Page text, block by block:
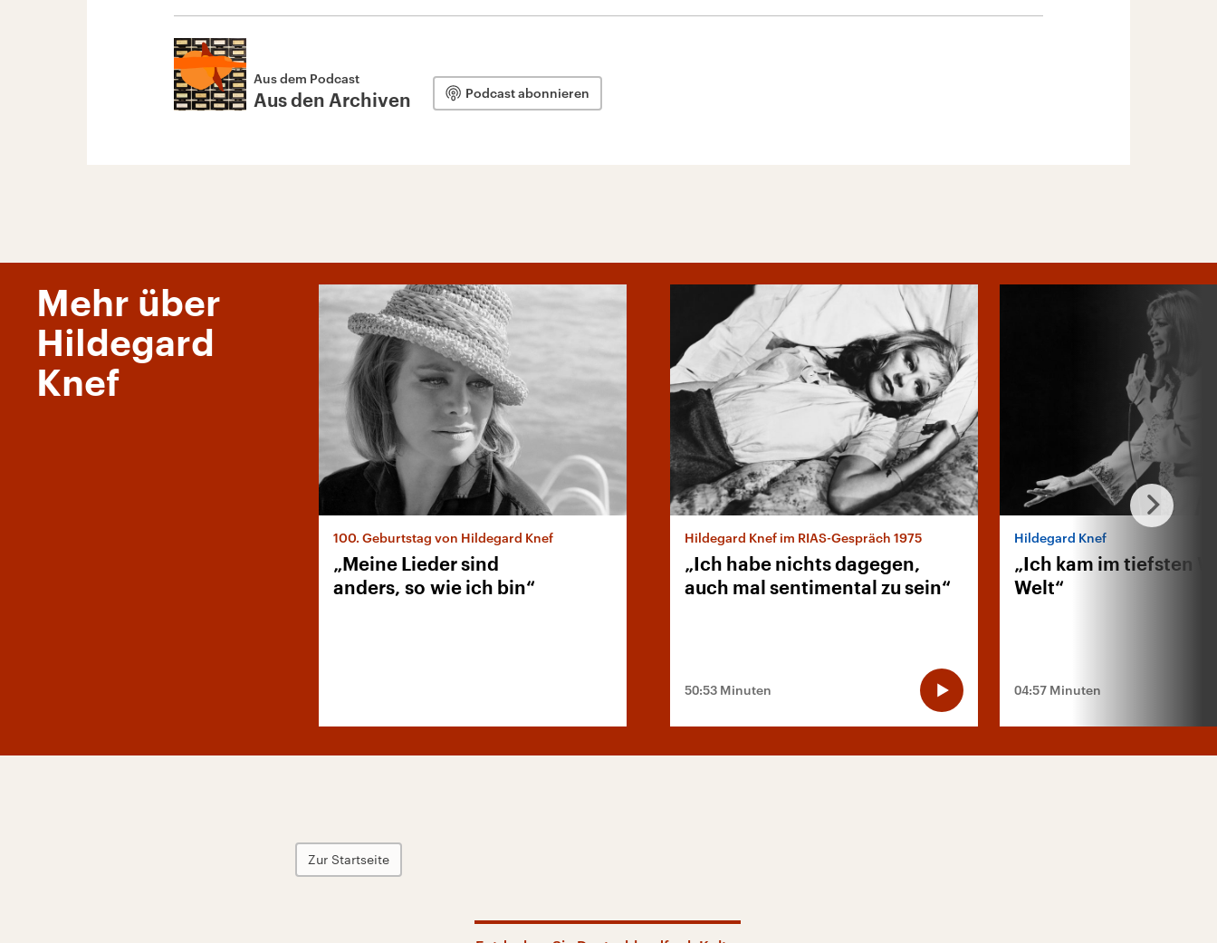
Aus dem Podcast
Aus den Archiven Podcast abonnieren
Mehr über
Hildegard
Knef
100. Geburtstag von Hildegard Knef
„Meine Lieder sind
anders, so wie ich bin“
Hildegard Knef im RIAS-Gespräch 1975
„Ich habe nichts dagegen,
auch mal sentimental zu sein“
50:53 Minuten
Hildegard Knef
„Ich kam im tiefsten
Welt“
04:57 Minuten
Zur Startseite